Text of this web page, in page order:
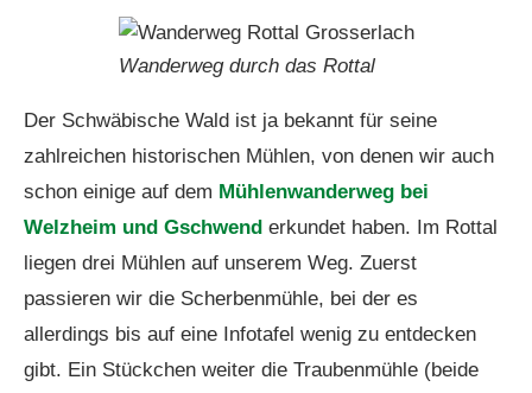
Wanderweg durch das Rottal
Der Schwäbische Wald ist ja bekannt für seine
zahlreichen historischen Mühlen, von denen wir auch
schon einige auf dem Mühlenwanderweg bei
Welzheim und Gschwend erkundet haben. Im Rottal
liegen drei Mühlen auf unserem Weg. Zuerst
passieren wir die Scherbenmühle, bei der es
allerdings bis auf eine Infotafel wenig zu entdecken
gibt. Ein Stückchen weiter die Traubenmühle (beide